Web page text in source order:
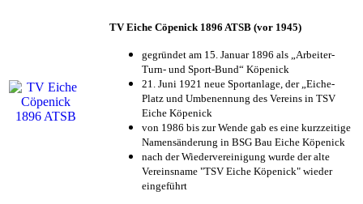
TV Eiche Cöpenick 1896 ATSB (vor 1945)
gegründet am 15. Januar 1896 als „Arbeiter-
Turn- und Sport-Bund“ Köpenick
21. Juni 1921 neue Sportanlage, der „Eiche-
Platz und Umbenennung des Vereins in TSV
Eiche Köpenick
von 1986 bis zur Wende gab es eine kurzzeitige
Namensänderung in BSG Bau Eiche Köpenick
nach der Wiedervereinigung wurde der alte
Vereinsname "TSV Eiche Köpenick" wieder
eingeführt